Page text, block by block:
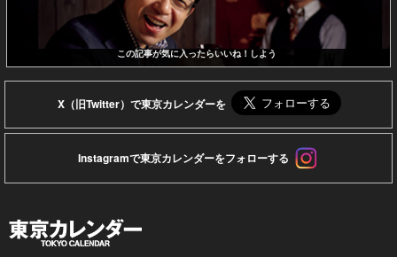
この記事が気に入ったらいいね！しよう
X（旧Twitter）で東京カレンダーを
Instagramで東京カレンダーをフォローする